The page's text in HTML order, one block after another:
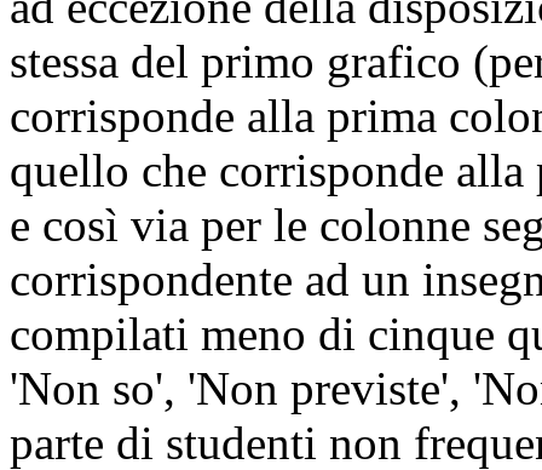
stessa del primo grafico
corrisponde alla prima
quello che corrisponde
e così via per le colonne
corrispondente ad un
compilati meno di cinque
'Non so', 'Non previste',
parte di studenti non